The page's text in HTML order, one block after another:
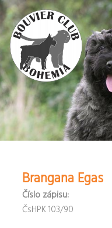
Brangana Egas
Číslo zápisu:
ČsHPK 103/90